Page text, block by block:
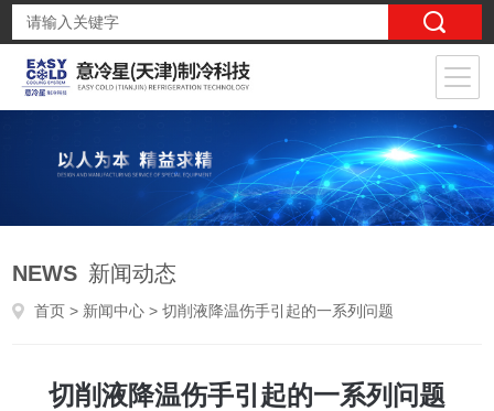
NEWS 新闻动态
首页 > 新闻中心 > 切削液降温伤手引起的一系列问题
切削液降温伤手引起的一系列问题